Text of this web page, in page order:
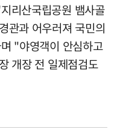
리산국립공원 뱀사골
관과 어우러져 국민의
"야영객이 안심하고
개장 전 일제점검도